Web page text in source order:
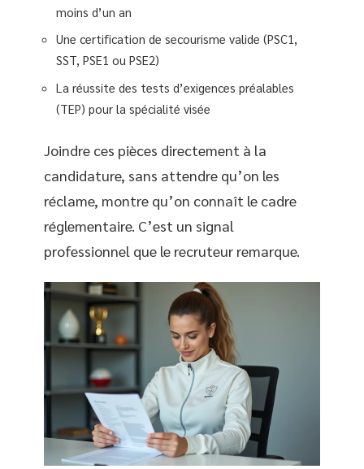
moins d’un an
Une certification de secourisme valide (PSC1,
SST, PSE1 ou PSE2)
La réussite des tests d’exigences préalables
(TEP) pour la spécialité visée
Joindre ces pièces directement à la
candidature, sans attendre qu’on les
réclame, montre qu’on connaît le cadre
réglementaire. C’est un signal
professionnel que le recruteur remarque.